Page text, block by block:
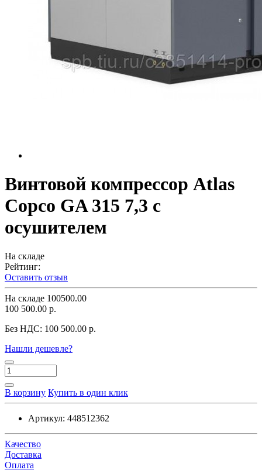
Винтовой компрессор Atlas
Copco GA 315 7,3 с
осушителем
На складе
Рейтинг:
Оставить отзыв
На складе 100500.00
100 500.00 р.
Без НДС: 100 500.00 р.
Нашли дешевле?
В корзину Купить в один клик
Артикул: 448512362
Качество
Доставка
Оплата